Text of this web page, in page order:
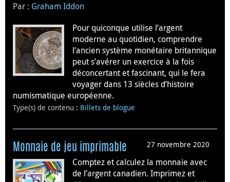
Par : Graham Iddon
Pour quiconque utilise l’argent
moderne au quotidien, comprendre
l’ancien système monétaire britannique
peut s’avérer un exercice à la fois
déconcertant et fascinant, qui le fera
voyager dans 13 siècles d’histoire
numismatique européenne.
Type(s) de contenu : Billets de blogue
27 novembre 2020
Monnaie de jeu imprimable
Comptez et calculez la monnaie avec
de l’argent canadien. Imprimez et